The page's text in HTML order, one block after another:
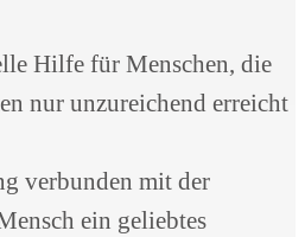
Hilfe für Menschen, die
nur unzureichend erreicht
verbunden mit der
ein geliebtes